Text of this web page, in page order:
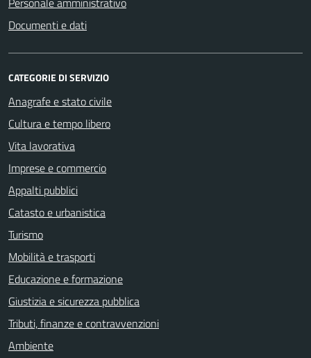
Documenti e dati
CATEGORIE DI SERVIZIO
Anagrafe e stato civile
Cultura e tempo libero
Vita lavorativa
Imprese e commercio
Appalti pubblici
Catasto e urbanistica
Turismo
Mobilità e trasporti
Educazione e formazione
Giustizia e sicurezza pubblica
Tributi, finanze e contravvenzioni
Ambiente